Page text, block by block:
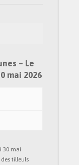
– Le
mai 2026
30 mai
tilleuls